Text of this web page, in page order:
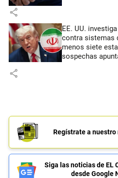
share
EE. UU.
contra sistemas
menos siete
sospechas
share
Regístrate a
Siga las noticias de EL
desde Google